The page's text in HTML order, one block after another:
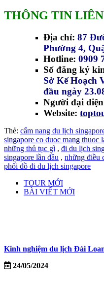
THÔNG TIN
Địa chỉ: 87
Phường 4,
Hotline: 0909
Số đăng ký
Sở Kế Hoạch
đầu ngày
Người đại
Website:
Thẻ: cẩm nang du lịch
singapore co duoc mang thuoc
những thủ tục gì , đi du lịch
singapore lần đầu , những điều
phối đồ đi du lịch singapore
TOUR MỚI
BÀI VIẾT MỚI
Kinh nghiệm du lịch Đài
24/05/2024